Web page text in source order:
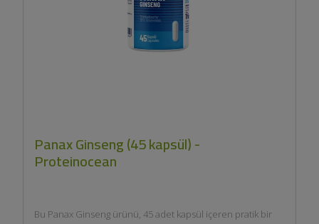
Panax Ginseng (45 kapsül) -
Proteinocean
Bu Panax Ginseng ürünü, 45 adet kapsül içeren pratik bir